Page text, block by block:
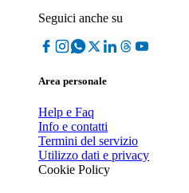
Seguici anche su
Area personale
Help e Faq
Info e contatti
Termini del servizio
Utilizzo dati e privacy
Cookie Policy